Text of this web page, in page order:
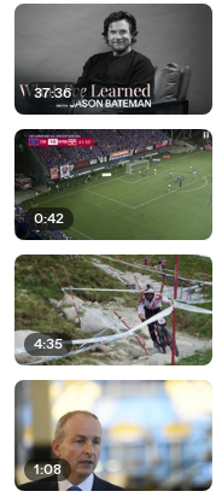
37:36
0:42
4:35
1:08